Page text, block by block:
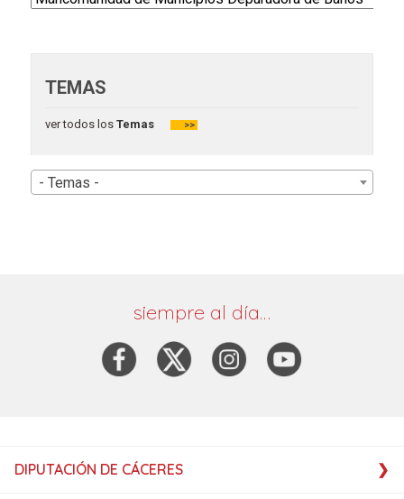
TEMAS
ver todos los Temas >>
- Temas -
siempre al día…
DIPUTACIÓN DE CÁCERES